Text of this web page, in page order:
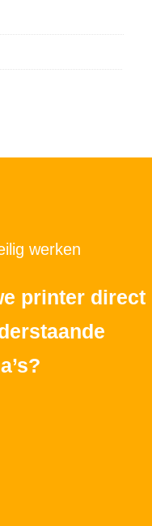
werken
printer direct